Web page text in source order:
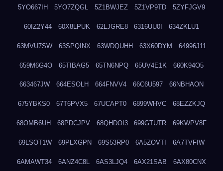
5YO667IH 5YO7ZQGL 5Z1BWJEZ 5Z1VP9TD 5ZYFJGV9
60IZ2Y44 60X8LPUK 62LJGRE8 6316UU0I 634ZKLU1
63MVU7SW 63SPQINX 63WDQUHH 63X60DYM 64996J11
659M6G4O 65TIBAG5 65TN6NPQ 65UV4E1K 660K94O5
663467JW 664ESOLH 664FNVV4 66C6U597 66NBHAON
675YBKS0 67T6PVX5 67UCAPT0 6899WHVC 68EZZKJQ
68OMB6UH 68PDCJPV 68QHDOI3 699GTUTR 69KWPV8F
69LSOT1W 69PLXGPN 69S53RP0 6A5ZOVTI 6A7TVFIW
6AMAWT34 6ANZ4C8L 6AS3LJQ4 6AX21SAB 6AX80CNX